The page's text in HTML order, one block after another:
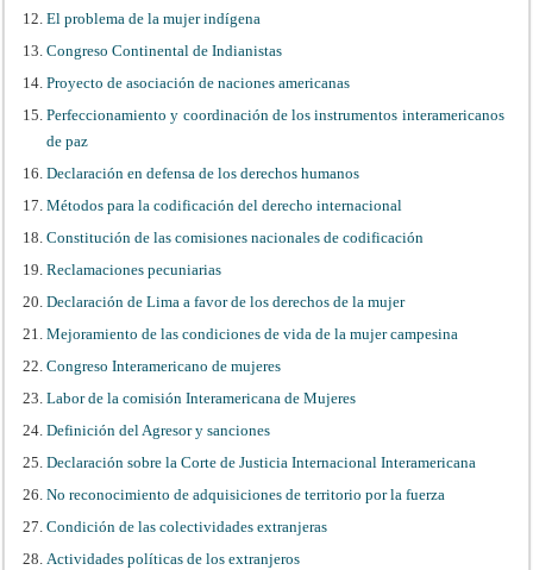
El problema de la mujer indígena
Congreso Continental de Indianistas
Proyecto de asociación de naciones americanas
Perfeccionamiento y coordinación de los instrumentos interamericanos
de paz
Declaración en defensa de los derechos humanos
Métodos para la codificación del derecho internacional
Constitución de las comisiones nacionales de codificación
Reclamaciones pecuniarias
Declaración de Lima a favor de los derechos de la mujer
Mejoramiento de las condiciones de vida de la mujer campesina
Congreso Interamericano de mujeres
Labor de la comisión Interamericana de Mujeres
Definición del Agresor y sanciones
Declaración sobre la Corte de Justicia Internacional Interamericana
No reconocimiento de adquisiciones de territorio por la fuerza
Condición de las colectividades extranjeras
Actividades políticas de los extranjeros